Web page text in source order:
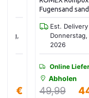
Fugensand sand-
Est. Delivery :
Donnerstag, 13
Online Lieferung
Abholen
49,99